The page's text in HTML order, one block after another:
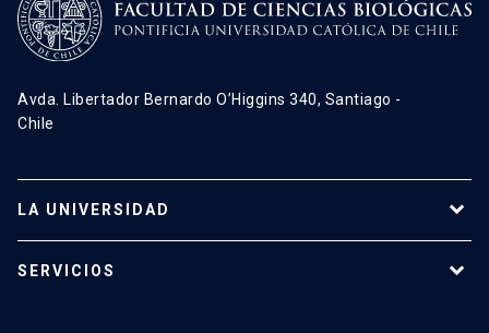
Avda. Libertador Bernardo O’Higgins 340, Santiago -
Chile
LA UNIVERSIDAD
Investigación
SERVICIOS